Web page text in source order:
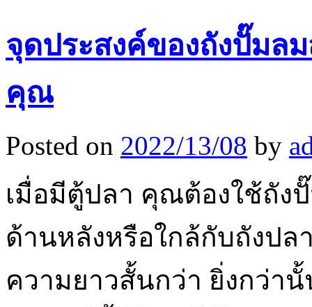
จุดประสงค์ของถังปั๊ม
คุณ
Posted on 2022/13/08 by
เมื่อมีตู้ปลา คุณต้องใช้ถัง
ด้านหลังหรือใกล้กับถังปล
ความยาวสั้นกว่า ยิ่งกว่า